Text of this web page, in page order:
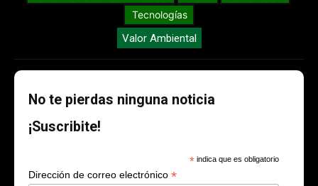
Tecnologías
Valor Ambiental
No te pierdas ninguna noticia
¡Suscribite!
* indica que es obligatorio
Dirección de correo electrónico *